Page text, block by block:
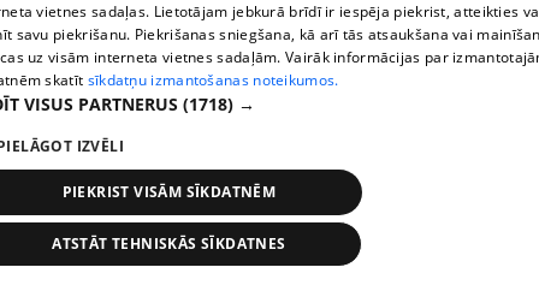
pirms 2 nedēļām, 6 dienām 00:04:02
Draudzene aicina pārvākties Magoni uz Kurzemes
pusi
vietnes sadaļas. Lietotājam jebkurā brīdī ir iespēja piekrist, atteikties
savu piekrišanu. Piekrišanas sniegšana, kā arī tās atsaukšana vai
uz visām interneta vietnes sadaļām. Vairāk informācijas par
skatīt sīkdatņu izmantošanas noteikumos.
VISUS PARTNERUS (1718) →
IZVĒLI
PIEKRIST VISĀM SĪKDATNĒM
ATSTĀT TEHNISKĀS SĪKDATNES